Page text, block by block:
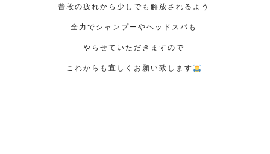
普段の疲れから少しでも解放されるよう
全力でシャンプーやヘッドスパも
やらせていただきますので
これからも宜しくお願い致します